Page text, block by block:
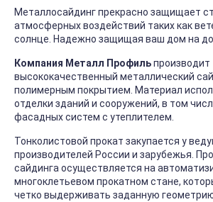
Металлосайдинг прекрасно защищает
атмосферных воздействий таких как
солнце. Надежно защищая ваш дом на
Компания Металл Профильпроизводит
высококачественный металлический
полимерным покрытием. Материал
отделки зданий и сооружений, в том
фасадных систем с утеплителем.
Тонколистовой прокат закупается у
производителей России и зарубежья.
сайдинга осуществляется на
многоклетьевом прокатном стане,
четко выдерживать заданную